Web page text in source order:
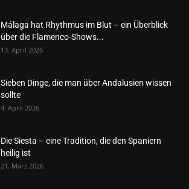
Málaga hat Rhythmus im Blut – ein Überblick
über die Flamenco-Shows...
13. April 2026
Sieben Dinge, die man über Andalusien wissen
sollte
4. April 2026
Die Siesta – eine Tradition, die den Spaniern
heilig ist
21. März 2026